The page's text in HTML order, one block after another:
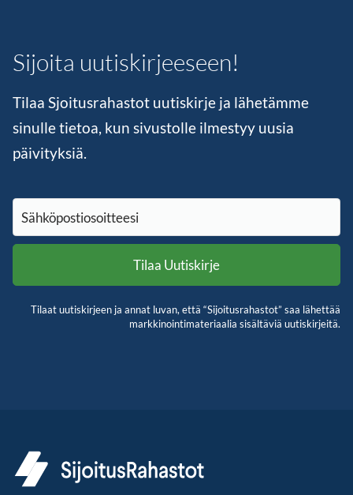
Sijoita uutiskirjeeseen!
Tilaa Sjoitusrahastot uutiskirje ja lähetämme
sinulle tietoa, kun sivustolle ilmestyy uusia
päivityksiä.
Tilaat uutiskirjeen ja annat luvan, että “Sijoitusrahastot” saa lähettää
markkinointimateriaalia sisältäviä uutiskirjeitä.